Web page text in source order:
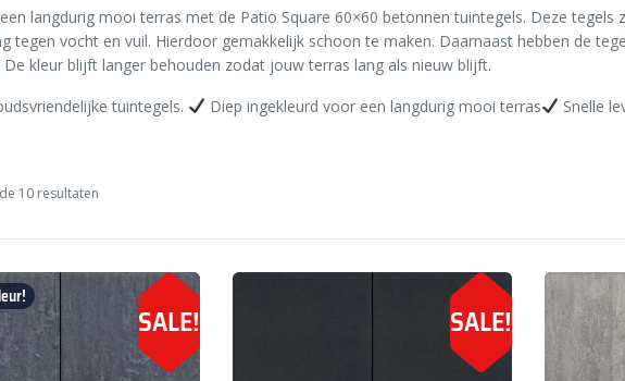
langdurig mooi terras met de Patio Square 60×60 betonnen tuintegels. Deze tegels
tegen vocht en vuil. Hierdoor gemakkelijk schoon te maken. Daarnaast hebben de
De kleur blijft langer behouden zodat jouw terras lang als nieuw blijft.
tuintegels.
Diep ingekleurd voor een langdurig mooi terras Snelle
10 resultaten
SALE! SALE!